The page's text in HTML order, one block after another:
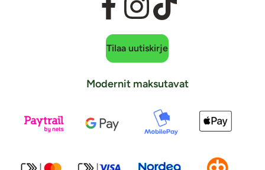
Tilaa uutiskirje
Modernit maksutavat